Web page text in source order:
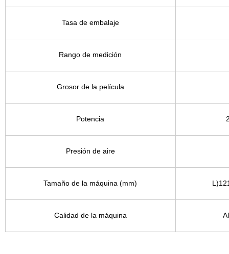
Tasa de embalaje
Rango de medición
Grosor de la película
Potencia
Presión de aire
Tamaño de la máquina (mm)
Calidad de la máquina